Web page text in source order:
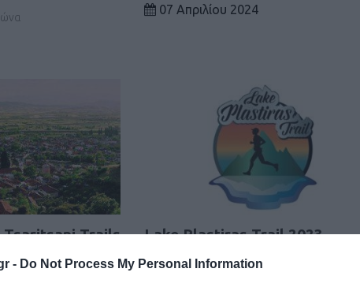
- Do Not Process My Personal Information
07 Απριλίου 2024
Tsaritsani Trails
Lake Plastiras Trail 2023
Δείτε τα αποτελέσματα του αγώνα